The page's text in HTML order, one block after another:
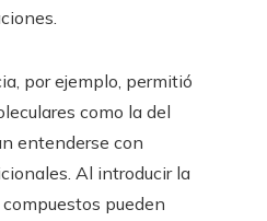
por ejemplo, permitió
como la del
entenderse con
Al introducir la
pueden